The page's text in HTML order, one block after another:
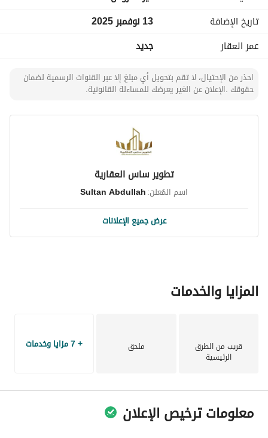
تاريخ الإضافة
13 نوفمبر 2025
عمر العقار
جديد
احذر من الإحتيال، لا تقم بتحويل أي مبلغ إلا عبر القنوات الرسمية لضمان
حقوقك .الإعلان عن الغير يعرضك للمساءلة القانونية.
تطوير ساس العقارية
اسم المُعلن:Sultan Abdullah
عرض جميع الإعلانات
المزايا والخدمات
قريب من الطرق
الرئيسية
ملحق + 7 مزايا وخدمات
معلومات ترخيص الإعلان